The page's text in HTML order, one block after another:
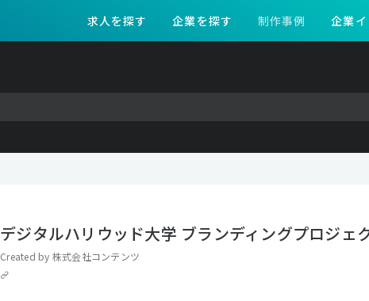
求人を探す 企業を探す 制作事例 企業
デジタルハリウッド大学 ブランディングプロジェ
Created by 株式会社コンテンツ